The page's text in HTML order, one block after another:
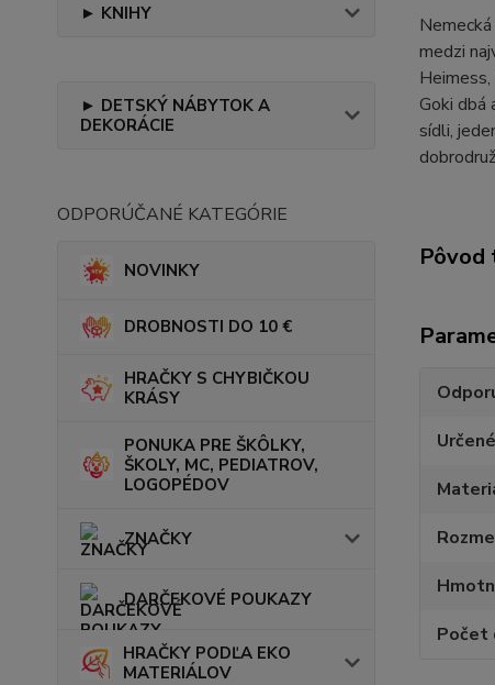
► KNIHY
► DETSKÝ NÁBYTOK A
DEKORÁCIE
ODPORÚČANÉ KATEGÓRIE
NOVINKY
DROBNOSTI DO 10 €
HRAČKY S CHYBIČKOU
KRÁSY
PONUKA PRE ŠKÔLKY,
ŠKOLY, MC, PEDIATROV,
LOGOPÉDOV
ZNAČKY
DARČEKOVÉ POUKAZY
HRAČKY PODĽA EKO
MATERIÁLOV
medzi
Goki dbá
sídli,
Pôvod
Počet